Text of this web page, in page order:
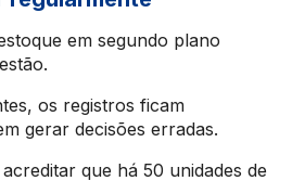
em segundo plano
os registros ficam
gerar decisões erradas.
que há 50 unidades de